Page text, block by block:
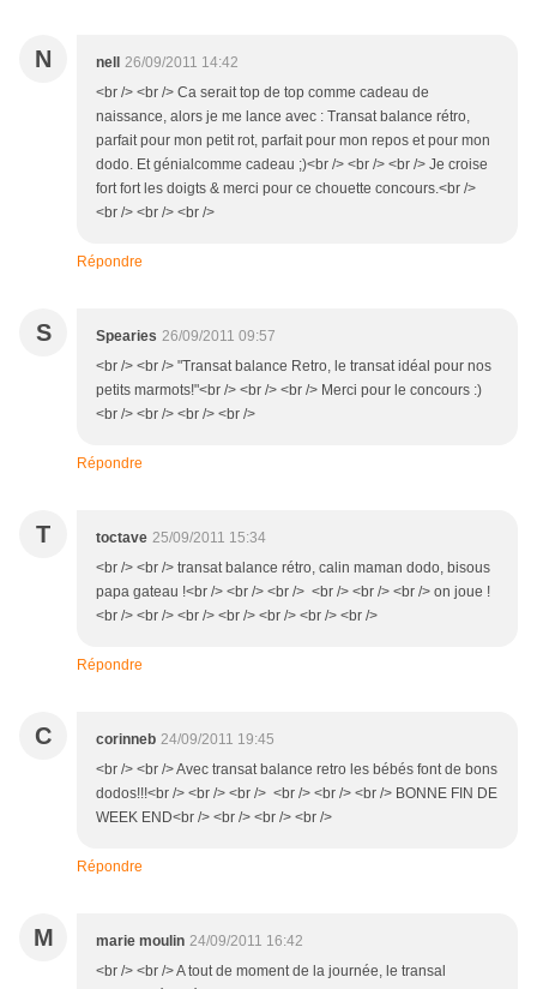
N nell
26/09/2011 14:42
<br /> <br /> Ca serait top de top comme cadeau de
naissance, alors je me lance avec : Transat balance rétro,
parfait pour mon petit rot, parfait pour mon repos et pour mon
dodo. Et génialcomme cadeau ;)<br /> <br /> <br /> Je croise
fort fort les doigts & merci pour ce chouette concours.<br />
<br /> <br /> <br />
Répondre
S Spearies 26/09/2011 09:57
<br /> <br /> "Transat balance Retro, le transat idéal pour nos
petits marmots!"<br /> <br /> <br /> Merci pour le concours :)
<br /> <br /> <br /> <br />
Répondre
T toctave 25/09/2011 15:34
<br /> <br /> transat balance rétro, calin maman dodo, bisous
papa gateau !<br /> <br /> <br /> <br /> <br /> <br /> on joue !
<br /> <br /> <br /> <br /> <br /> <br /> <br />
Répondre
C corinneb 24/09/2011 19:45
<br /> <br /> Avec transat balance retro les bébés font de bons
dodos!!!<br /> <br /> <br /> <br /> <br /> <br /> BONNE FIN DE
WEEK END<br /> <br /> <br /> <br />
Répondre
M marie moulin 24/09/2011 16:42
<br /> <br /> A tout de moment de la journée, le transal